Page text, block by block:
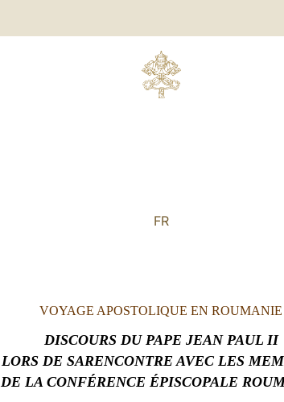
FR
VOYAGE APOSTOLIQUE EN ROUMANIE
DISCOURS DU PAPE JEAN PAUL II
LORS DE SARENCONTRE AVEC LES
DE LA CONFÉRENCE ÉPISCOPALE